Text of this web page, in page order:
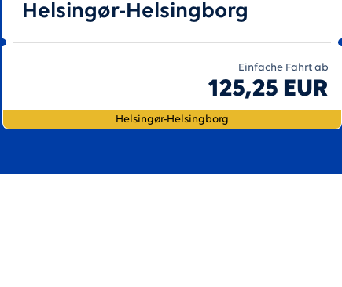
Helsingør-Helsingborg
Einfache Fahrt ab
125,25 EUR
Helsingør-Helsingborg